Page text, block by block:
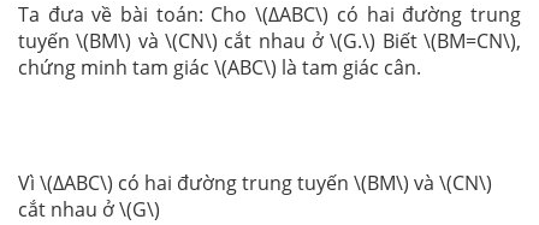
Ta đưa về bài toán: Cho \(∆ABC\) có hai đường trung
tuyến \(BM\) và \(CN\) cắt nhau ở \(G.\) Biết \(BM=CN\),
chứng minh tam giác \(ABC\) là tam giác cân.
Vì \(∆ABC\) có hai đường trung tuyến \(BM\) và \(CN\)
cắt nhau ở \(G\)